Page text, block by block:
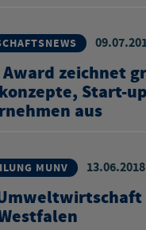
zeichnet
Start-
aus
MUNV 13.06.2018